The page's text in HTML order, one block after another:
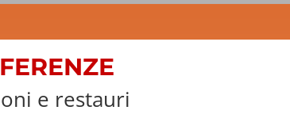
e restauri